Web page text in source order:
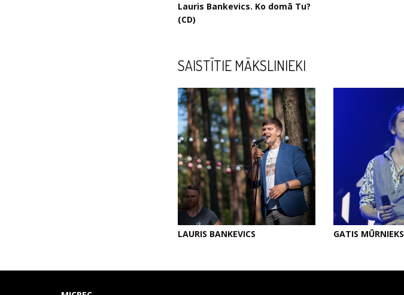
Lauris Bankevics. Ko domā Tu?
(CD)
SAISTĪTIE MĀKSLINIEKI
LAURIS BANKEVICS GATIS MŪRNIEKS